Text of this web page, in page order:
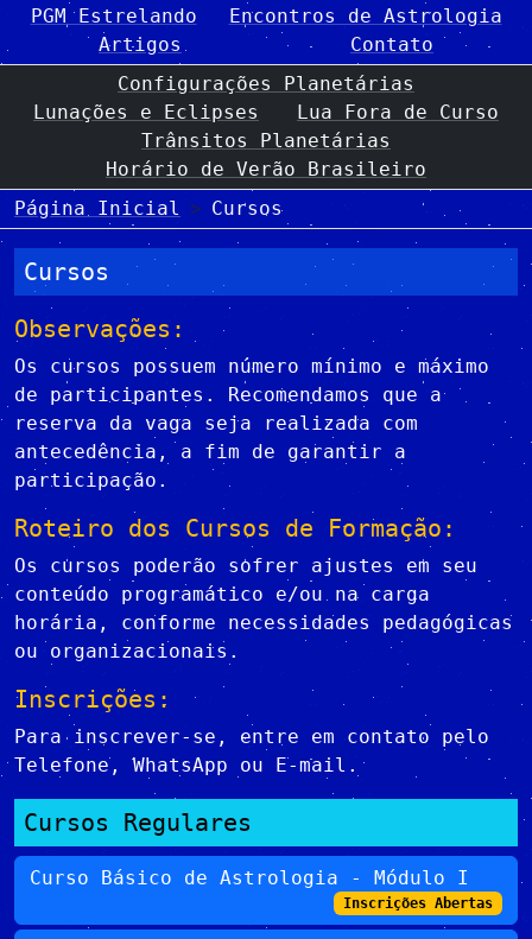
PGM Estrelando
Encontros de Astrologia
Artigos
Contato
Configurações Planetárias
Lunações e Eclipses
Lua Fora de Curso
Trânsitos Planetárias
Horário de Verão Brasileiro
Página Inicial
Cursos
Cursos
Observações:
Os cursos possuem número mínimo e máximo
de participantes. Recomendamos que a
reserva da vaga seja realizada com
antecedência, a fim de garantir a
participação.
Roteiro dos Cursos de Formação:
Os cursos poderão sofrer ajustes em seu
conteúdo programático e/ou na carga
horária, conforme necessidades pedagógicas
ou organizacionais.
Inscrições:
Para inscrever-se, entre em contato pelo
Telefone, WhatsApp ou E-mail.
Cursos Regulares
Curso Básico de Astrologia - Módulo I
Inscrições Abertas